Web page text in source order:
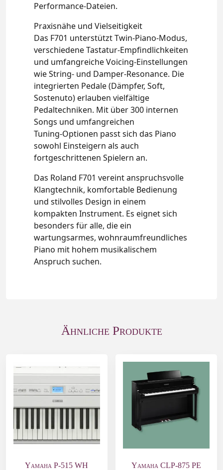
Performance‑Dateien.
Praxisnähe und Vielseitigkeit
Das F701 unterstützt Twin‑Piano‑Modus,
verschiedene Tastatur‑Empfindlichkeiten
und umfangreiche Voicing‑Einstellungen
wie String‑ und Damper‑Resonance. Die
integrierten Pedale (Dämpfer, Soft,
Sostenuto) erlauben vielfältige
Pedaltechniken. Mit über 300 internen
Songs und umfangreichen
Tuning‑Optionen passt sich das Piano
sowohl Einsteigern als auch
fortgeschrittenen Spielern an.
Das Roland F701 vereint anspruchsvolle
Klangtechnik, komfortable Bedienung
und stilvolles Design in einem
kompakten Instrument. Es eignet sich
besonders für alle, die ein
wartungsarmes, wohnraumfreundliches
Piano mit hohem musikalischem
Anspruch suchen.
Ähnliche Produkte
Yamaha P-515 WH Yamaha CLP-875 PE